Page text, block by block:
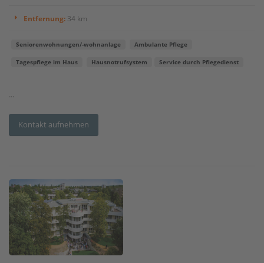
Entfernung: 34 km
Seniorenwohnungen/-wohnanlage Ambulante Pflege
Tagespflege im Haus Hausnotrufsystem Service durch Pflegedienst
...
Kontakt aufnehmen